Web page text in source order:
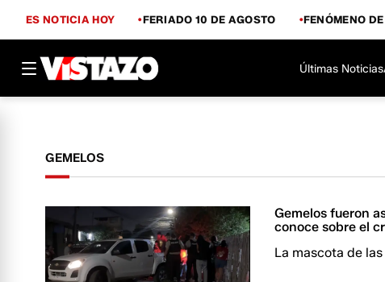
ES NOTICIA HOY FERIADO 10 DE AGOSTO FENÓMENO
Últimas Noticias
GEMELOS
Gemelos fueron
conoce sobre el
La mascota de